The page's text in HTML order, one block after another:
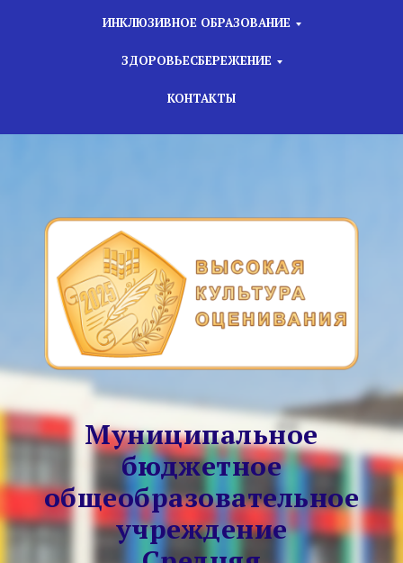
ИНКЛЮЗИВНОЕ ОБРАЗОВАНИЕ
ЗДОРОВЬЕСБЕРЕЖЕНИЕ
КОНТАКТЫ
Муниципальное
бюджетное
общеобразовательное
учреждение